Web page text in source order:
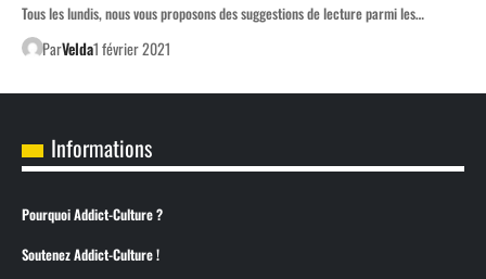
Tous les lundis, nous vous proposons des suggestions de lecture parmi les…
ParVelda1 février 2021
Informations
Pourquoi Addict-Culture ?
Soutenez Addict-Culture !